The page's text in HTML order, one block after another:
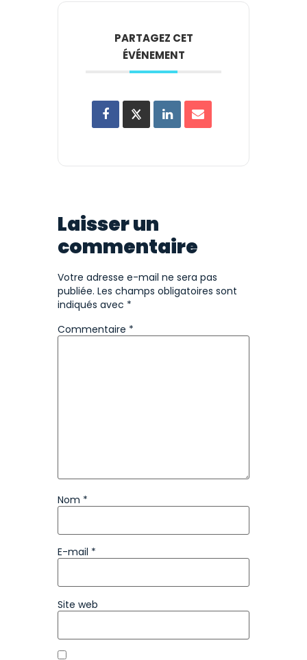
PARTAGEZ CET
ÉVÉNEMENT
Laisser un
commentaire
Votre adresse e-mail ne sera pas
publiée. Les champs obligatoires sont
indiqués avec *
Commentaire *
Nom *
E-mail *
Site web